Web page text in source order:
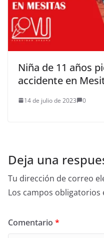
Niña de 11 años
accidente en
14 de julio de 2023 0
Deja una
Tu dirección de correo
Los campos obligatorios
Comentario *